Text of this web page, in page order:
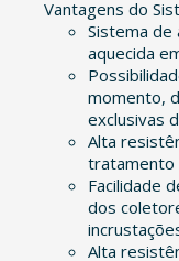
Vantagens do
Sistema de
aquecida
momento,
exclusivas
Alta
tratamento
Facilidade
dos
Alta